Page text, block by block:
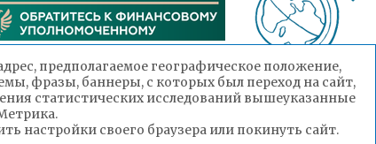
предполагаемое географическое положение,
фразы, баннеры, с которых был переход на сайт,
статистических исследований вышеуказанные
настройки своего браузера или покинуть сайт.